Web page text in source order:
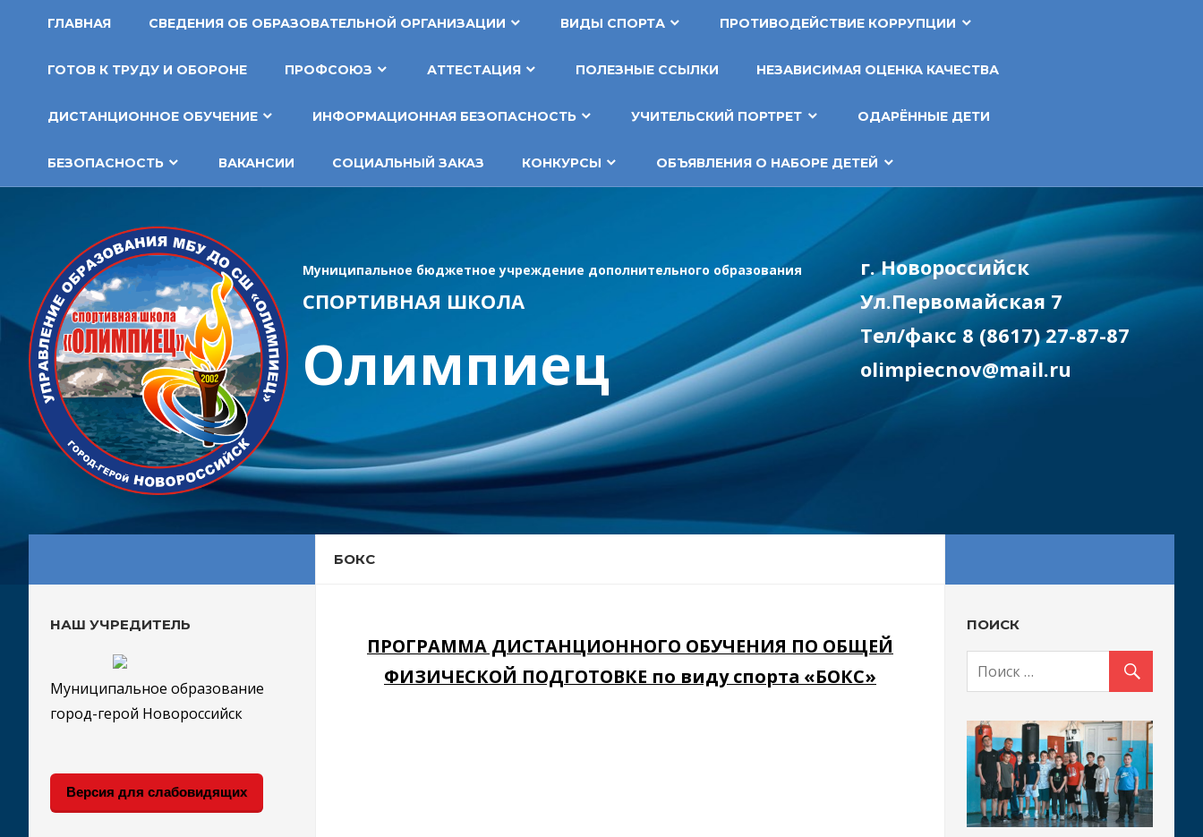
содержимому
ГЛАВНАЯ СВЕДЕНИЯ ОБ ОБРАЗОВАТЕЛЬНОЙ ОРГАНИЗАЦИИ ВИДЫ СПОРТА ПРОТИВОДЕЙСТВИЕ КОРРУПЦИИ
ГОТОВ К ТРУДУ И ОБОРОНЕ ПРОФСОЮЗ АТТЕСТАЦИЯ ПОЛЕЗНЫЕ ССЫЛКИ НЕЗАВИСИМАЯ ОЦЕНКА КАЧЕСТВА
ДИСТАНЦИОННОЕ ОБУЧЕНИЕ ИНФОРМАЦИОННАЯ БЕЗОПАСНОСТЬ УЧИТЕЛЬСКИЙ ПОРТРЕТ ОДАРЁННЫЕ ДЕТИ
БЕЗОПАСНОСТЬ ВАКАНСИИ СОЦИАЛЬНЫЙ ЗАКАЗ КОНКУРСЫ ОБЪЯВЛЕНИЯ О НАБОРЕ ДЕТЕЙ
Муниципальное бюджетное учреждение дополнительного образования
СПОРТИВНАЯ ШКОЛА
Олимпиец
г. Новороссийск
Ул.Первомайская 7
Тел/факс 8 (8617) 27-87-87
olimpiecnov@mail.ru
БОКС
ПРОГРАММА ДИСТАНЦИОННОГО ОБУЧЕНИЯ ПО ОБЩЕЙ
ФИЗИЧЕСКОЙ ПОДГОТОВКЕ по виду спорта «БОКС»
НАШ УЧРЕДИТЕЛЬ
Муниципальное образование
город-герой Новороссийск
Версия для слабовидящих
ПОИСК